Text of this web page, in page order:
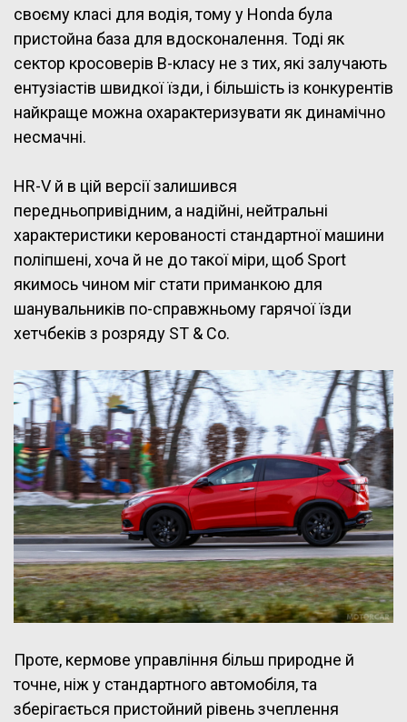
своєму класі для водія, тому у Honda була
пристойна база для вдосконалення. Тоді як
сектор кросоверів B-класу не з тих, які залучають
ентузіастів швидкої їзди, і більшість із конкурентів
найкраще можна охарактеризувати як динамічно
несмачні.
HR-V й в цій версії залишився
передньопривідним, а надійні, нейтральні
характеристики керованості стандартної машини
поліпшені, хоча й не до такої міри, щоб Sport
якимось чином міг стати приманкою для
шанувальників по-справжньому гарячої їзди
хетчбеків з розряду ST & Co.
Проте, кермове управління більш природне й
точне, ніж у стандартного автомобіля, та
зберігається пристойний рівень зчеплення